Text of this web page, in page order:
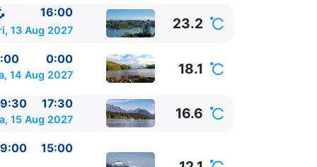
16:00
13 Aug 2027 23.2
0:00
14 Aug 2027 18.1
17:30
15 Aug 2027 16.6
15:00